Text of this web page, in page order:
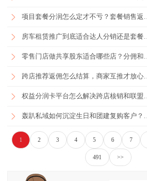
1 2 3 4 5 6 7
491 >>